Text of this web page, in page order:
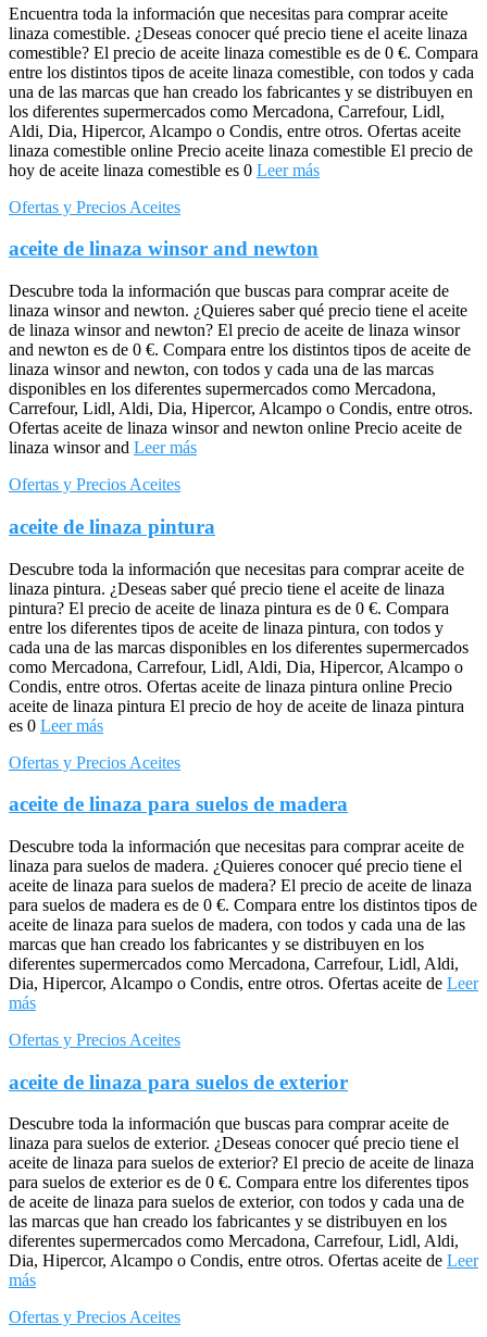
Encuentra toda la información que necesitas para comprar aceite
linaza comestible. ¿Deseas conocer qué precio tiene el aceite linaza
comestible? El precio de aceite linaza comestible es de 0 €. Compara
entre los distintos tipos de aceite linaza comestible, con todos y cada
una de las marcas que han creado los fabricantes y se distribuyen en
los diferentes supermercados como Mercadona, Carrefour, Lidl,
Aldi, Dia, Hipercor, Alcampo o Condis, entre otros. Ofertas aceite
linaza comestible online Precio aceite linaza comestible El precio de
hoy de aceite linaza comestible es 0 Leer más
Ofertas y Precios Aceites
aceite de linaza winsor and newton
Descubre toda la información que buscas para comprar aceite de
linaza winsor and newton. ¿Quieres saber qué precio tiene el aceite
de linaza winsor and newton? El precio de aceite de linaza winsor
and newton es de 0 €. Compara entre los distintos tipos de aceite de
linaza winsor and newton, con todos y cada una de las marcas
disponibles en los diferentes supermercados como Mercadona,
Carrefour, Lidl, Aldi, Dia, Hipercor, Alcampo o Condis, entre otros.
Ofertas aceite de linaza winsor and newton online Precio aceite de
linaza winsor and Leer más
Ofertas y Precios Aceites
aceite de linaza pintura
Descubre toda la información que necesitas para comprar aceite de
linaza pintura. ¿Deseas saber qué precio tiene el aceite de linaza
pintura? El precio de aceite de linaza pintura es de 0 €. Compara
entre los diferentes tipos de aceite de linaza pintura, con todos y
cada una de las marcas disponibles en los diferentes supermercados
como Mercadona, Carrefour, Lidl, Aldi, Dia, Hipercor, Alcampo o
Condis, entre otros. Ofertas aceite de linaza pintura online Precio
aceite de linaza pintura El precio de hoy de aceite de linaza pintura
es 0 Leer más
Ofertas y Precios Aceites
aceite de linaza para suelos de madera
Descubre toda la información que necesitas para comprar aceite de
linaza para suelos de madera. ¿Quieres conocer qué precio tiene el
aceite de linaza para suelos de madera? El precio de aceite de linaza
para suelos de madera es de 0 €. Compara entre los distintos tipos de
aceite de linaza para suelos de madera, con todos y cada una de las
marcas que han creado los fabricantes y se distribuyen en los
diferentes supermercados como Mercadona, Carrefour, Lidl, Aldi,
Dia, Hipercor, Alcampo o Condis, entre otros. Ofertas aceite de Leer
más
Ofertas y Precios Aceites
aceite de linaza para suelos de exterior
Descubre toda la información que buscas para comprar aceite de
linaza para suelos de exterior. ¿Deseas conocer qué precio tiene el
aceite de linaza para suelos de exterior? El precio de aceite de linaza
para suelos de exterior es de 0 €. Compara entre los diferentes tipos
de aceite de linaza para suelos de exterior, con todos y cada una de
las marcas que han creado los fabricantes y se distribuyen en los
diferentes supermercados como Mercadona, Carrefour, Lidl, Aldi,
Dia, Hipercor, Alcampo o Condis, entre otros. Ofertas aceite de Leer
más
Ofertas y Precios Aceites